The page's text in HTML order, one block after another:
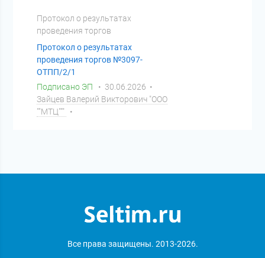
Протокол о результатах
проведения торгов
Протокол о результатах
проведения торгов №3097-
ОТПП/2/1
Подписано ЭП
• 30.06.2026 •
Зайцев Валерий Викторович "ООО
""МТЦ"""
•
Все права защищены. 2013-2026.